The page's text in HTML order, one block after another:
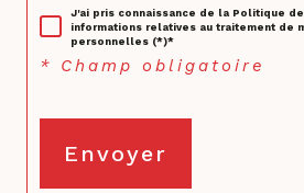
informations relatives au traitement de
personnelles (*)*
* Champ obligatoire